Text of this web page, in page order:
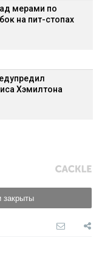
мерами по
на пит-стопах
Хэмилтона
закрыты